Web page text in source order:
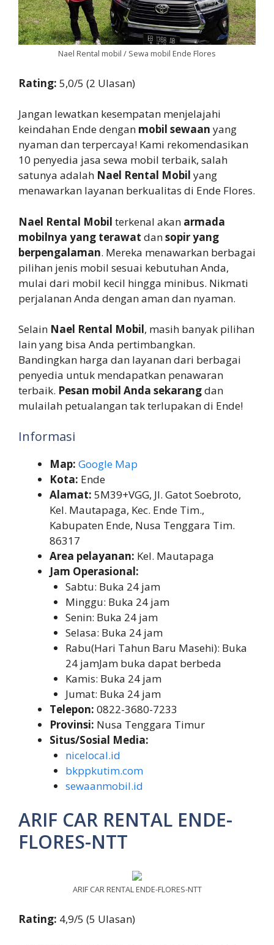
Nael Rental mobil / Sewa mobil Ende Flores
Rating: 5,0/5 (2 Ulasan)
Jangan lewatkan kesempatan menjelajahi
keindahan Ende dengan mobil sewaan yang
nyaman dan terpercaya! Kami rekomendasikan
10 penyedia jasa sewa mobil terbaik, salah
satunya adalah Nael Rental Mobil yang
menawarkan layanan berkualitas di Ende Flores.
Nael Rental Mobil terkenal akan armada
mobilnya yang terawat dansopir yang
berpengalaman. Mereka menawarkan berbagai
pilihan jenis mobil sesuai kebutuhan Anda,
mulai dari mobil kecil hingga minibus. Nikmati
perjalanan Anda dengan aman dan nyaman.
Selain Nael Rental Mobil, masih banyak pilihan
lain yang bisa Anda pertimbangkan.
Bandingkan harga dan layanan dari berbagai
penyedia untuk mendapatkan penawaran
terbaik. Pesan mobil Anda sekarangdan
mulailah petualangan tak terlupakan di Ende!
Informasi
Map: Google Map
Kota: Ende
Alamat: 5M39+VGG, Jl. Gatot Soebroto,
Kel. Mautapaga, Kec. Ende Tim.,
Kabupaten Ende, Nusa Tenggara Tim.
86317
Area pelayanan: Kel. Mautapaga
Jam Operasional:
Sabtu: Buka 24 jam
Minggu: Buka 24 jam
Senin: Buka 24 jam
Selasa: Buka 24 jam
Rabu(Hari Tahun Baru Masehi): Buka
24 jamJam buka dapat berbeda
Kamis: Buka 24 jam
Jumat: Buka 24 jam
Telepon: 0822-3680-7233
Provinsi: Nusa Tenggara Timur
Situs/Sosial Media:
nicelocal.id
bkppkutim.com
sewaanmobil.id
ARIF CAR RENTAL ENDE-
FLORES-NTT
ARIF CAR RENTAL ENDE-FLORES-NTT
Rating: 4,9/5 (5 Ulasan)